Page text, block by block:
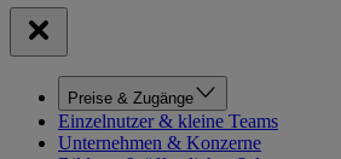
Preise & Zugänge
Einzelnutzer & kleine Teams
Unternehmen & Konzerne